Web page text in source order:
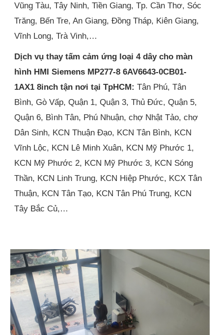
Vũng Tàu, Tây Ninh, Tiền Giang, Tp. Cần Thơ, Sóc
Trăng, Bến Tre, An Giang, Đồng Tháp, Kiên Giang,
Vĩnh Long, Trà Vinh,…
Dịch vụ thay tấm cảm ứng loại 4 dây cho màn
hình HMI Siemens MP277-8 6AV6643-0CB01-
1AX1 8inch tận nơi tại TpHCM:Tân Phú, Tân
Bình, Gò Vấp, Quận 1, Quận 3, Thủ Đức, Quận 5,
Quận 6, Bình Tân, Phú Nhuận, chợ Nhật Tảo, chợ
Dân Sinh, KCN Thuận Đạo, KCN Tân Bình, KCN
Vĩnh Lộc, KCN Lê Minh Xuân, KCN Mỹ Phước 1,
KCN Mỹ Phước 2, KCN Mỹ Phước 3, KCN Sóng
Thần, KCN Linh Trung, KCN Hiệp Phước, KCX Tân
Thuận, KCN Tân Tạo, KCN Tân Phú Trung, KCN
Tây Bắc Củ,…